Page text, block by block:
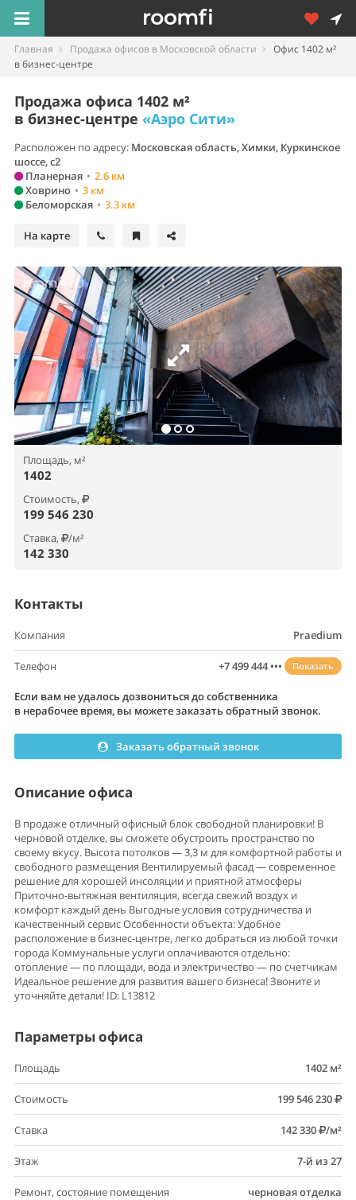
Главная Продажа офисов в Московской области
Офис 1402 м²
в бизнес-центре
Продажа офиса 1402 м²
в бизнес-центре «Аэро Сити»
Расположен по адресу: Московская область, Химки, Куркинское
шоссе, с2
Планерная • 2.6 км
Ховрино • 3 км
Беломорская • 3.3 км
На карте
Площадь, м²
1402
Стоимость,
199 546 230
Ставка, /м²
142 330
Контакты
Компания Praedium
Телефон +7 499 444 ••• Показать
Если вам не удалось дозвониться до собственника
в нерабочее время, вы можете заказать обратный звонок.
Заказать обратный звонок
Описание офиса
В продаже отличный офисный блок свободной планировки! В
черновой отделке, вы сможете обустроить пространство по
своему вкусу. Высота потолков — 3,3 м для комфортной работы и
свободного размещения Вентилируемый фасад — современное
решение для хорошей инсоляции и приятной атмосферы
Приточно-вытяжная вентиляция, всегда свежий воздух и
комфорт каждый день Выгодные условия сотрудничества и
качественный сервис Особенности объекта: Удобное
расположение в бизнес-центре, легко добраться из любой точки
города Коммунальные услуги оплачиваются отдельно:
отопление — по площади, вода и электричество — по счетчикам
Идеальное решение для развития вашего бизнеса! Звоните и
уточняйте детали! ID: L13812
Параметры офиса
Площадь 1402 м²
Стоимость 199 546 230
Ставка 142 330 /м²
Этаж 7-й из 27
Ремонт, состояние помещения черновая отделка